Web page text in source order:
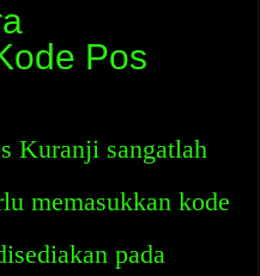
Pos
Kuranji sangatlah
memasukkan kode
pada